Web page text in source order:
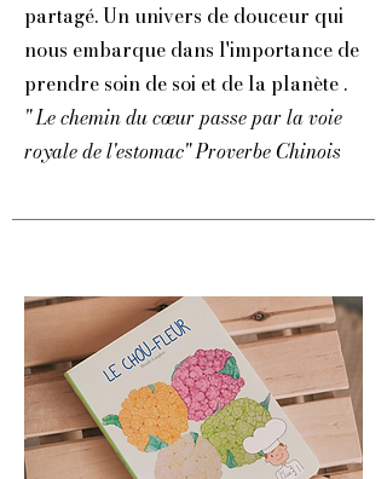
partagé. Un univers de douceur qui
nous embarque dans l'importance de
prendre soin de soi et de la planète .
" Le chemin du cœur passe par la voie
royale de l'estomac" Proverbe Chinois